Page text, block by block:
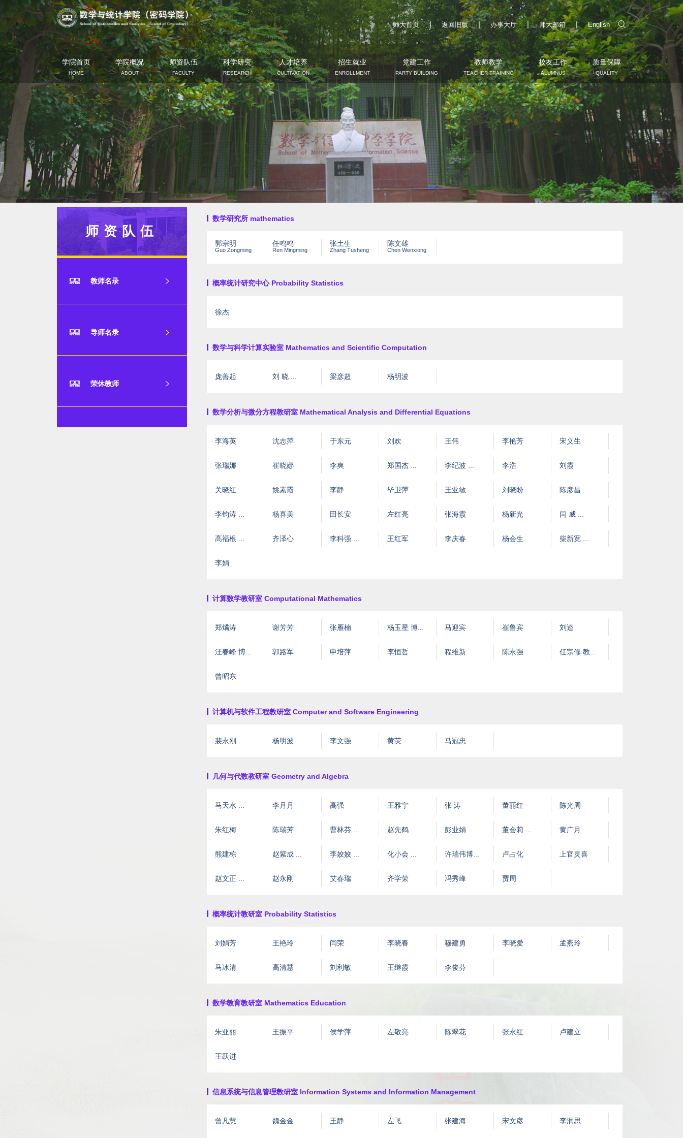
师大首页 | 返回旧版 | 办事大厅 | 师大邮箱 | English
学院首页
HOME
学院概况
ABOUT
师资队伍
FACULTY
科学研究
RESEARCH
人才培养
CULTIVATION
招生就业
ENROLLMENT
党建工作
PARTY BUILDING
教师教学
TEACHER TRAINING
校友工作
ALUMNUS
质量保障
QUALITY
师资队伍
教师名录
导师名录
荣休教师
数学研究所 mathematics
郭宗明
Guo Zongming
任鸣鸣
Ren Mingming
张土生
Zhang Tusheng
陈文雄
Chen Wenxiong
概率统计研究中心 Probability Statistics
徐杰
数学与科学计算实验室 Mathematics and Scientific Computation
庞善起 刘 晓 ... 梁彦超 杨明波
数学分析与微分方程教研室 Mathematical Analysis and Differential Equations
李海英 沈志萍 于东元 刘欢 王伟 李艳芳 宋义生
张瑞娜 崔晓娜 李爽 郑国杰 ... 李纪波 ... 李浩 刘霞
关晓红 姚素霞 李静 毕卫萍 王亚敏 刘晓盼 陈彦昌 ...
李钧涛 ... 杨喜美 田长安 左红亮 张海霞 杨新光 闫 威 ...
高福根 ... 齐泽心 李科强 ... 王红军 李庆春 杨会生 柴新宽 ...
李娟
计算数学教研室 Computational Mathematics
郑燏涛 谢芳芳 张雁楠 杨玉星 博... 马迎宾 崔鲁宾 刘逵
汪春峰 博... 郭路军 申培萍 李恒哲 程维新 陈永强 任宗修 教...
曾昭东
计算机与软件工程教研室 Computer and Software Engineering
裴永刚 杨明波 ... 李文强 黄荧 马冠忠
几何与代数教研室 Geometry and Algebra
马天水 ... 李月月 高强 王雅宁 张 涛 董丽红 陈光周
朱红梅 陈瑞芳 曹林芬 ... 赵先鹤 彭业娟 董会莉 ... 黄广月
熊建栋 赵紫成 ... 李姣姣 ... 化小会 ... 许瑞伟博... 卢占化 上官灵喜
赵文正 ... 赵永刚 艾春瑞 齐学荣 冯秀峰 贾周
概率统计教研室 Probability Statistics
刘娟芳 王艳玲 闫荣 李晓春 穆建勇 李晓爱 孟燕玲
马冰清 高清慧 刘利敏 王继霞 李俊芬
数学教育教研室 Mathematics Education
朱亚丽 王振平 侯学萍 左敬亮 陈翠花 张永红 卢建立
王跃进
信息系统与信息管理教研室 Information Systems and Information Management
曾凡慧 魏金金 王静 左飞 张建海 宋文彦 李润思